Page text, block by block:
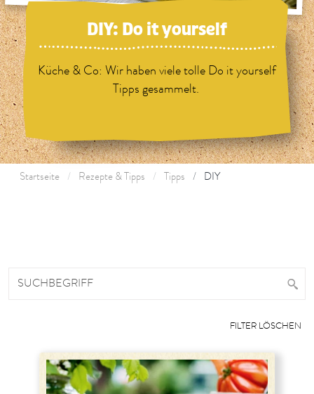
DIY: Do it yourself
Küche & Co: Wir haben viele tolle Do it yourself
Tipps gesammelt.
Startseite Rezepte & Tipps Tipps DIY
SUCHBEGRIFF
FILTER LÖSCHEN